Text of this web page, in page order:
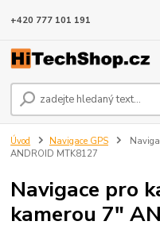
+420 777 101 191
Úvod Navigace GPS
ANDROID MTK8127
Navigace pro
kamerou 7"